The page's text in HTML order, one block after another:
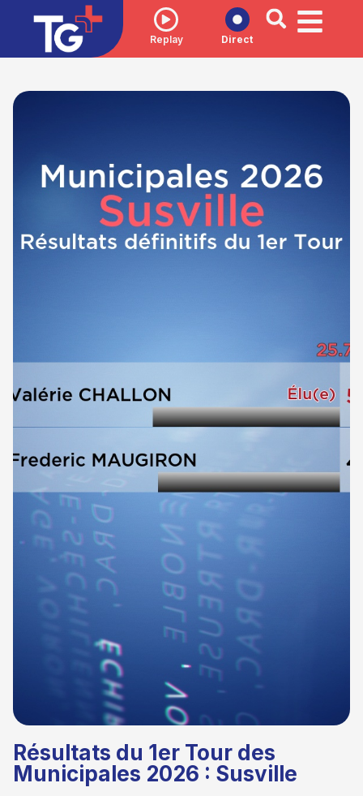
Replay Direct
Résultats du 1er Tour des
Municipales 2026 : Susville